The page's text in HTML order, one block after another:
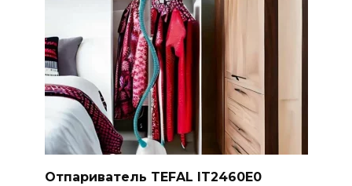
Отпариватель TEFAL IT2460E0